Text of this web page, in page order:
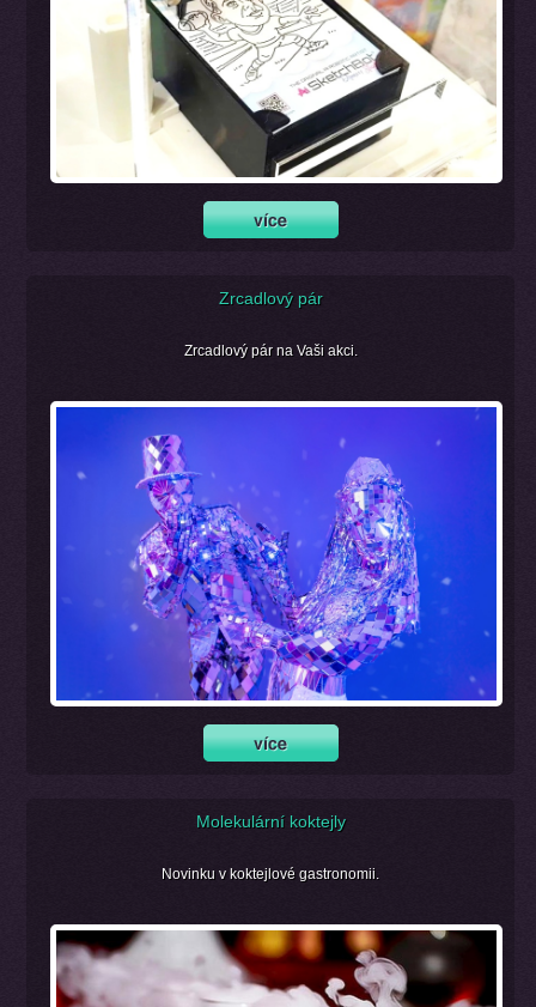
Zrcadlový pár
Zrcadlový pár na Vaši akci.
Molekulární koktejly
Novinku v koktejlové gastronomii.